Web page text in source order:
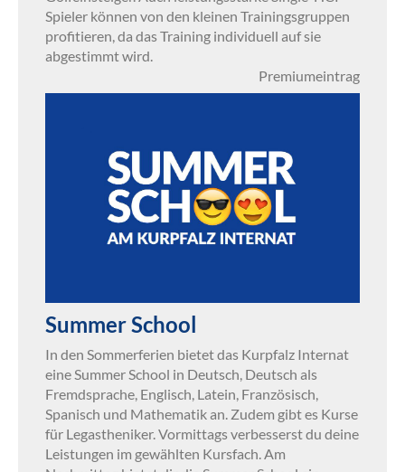
Spieler können von den kleinen Trainingsgruppen
profitieren, da das Training individuell auf sie
abgestimmt wird.
Premiumeintrag
Summer School
In den Sommerferien bietet das Kurpfalz Internat
eine Summer School in Deutsch, Deutsch als
Fremdsprache, Englisch, Latein, Französisch,
Spanisch und Mathematik an. Zudem gibt es Kurse
für Legastheniker. Vormittags verbesserst du deine
Leistungen im gewählten Kursfach. Am